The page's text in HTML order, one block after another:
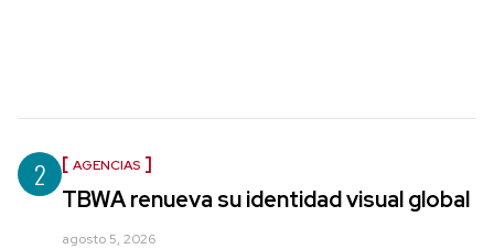
2 AGENCIAS
TBWA renueva su identidad visual global
agosto 5, 2026